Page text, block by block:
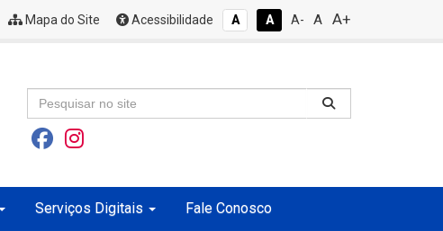
Mapa do Site Acessibilidade A A A- A A+
Serviços Digitais Fale Conosco